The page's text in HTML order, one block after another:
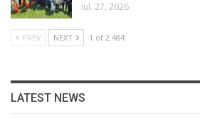
iul. 27, 2026
PREV NEXT 1 of 2.484
LATEST NEWS